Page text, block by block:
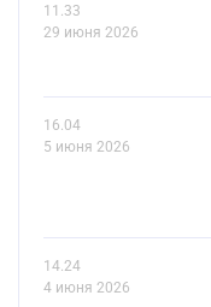
11.33
29 июня 2026
16.04
5 июня 2026
14.24
4 июня 2026